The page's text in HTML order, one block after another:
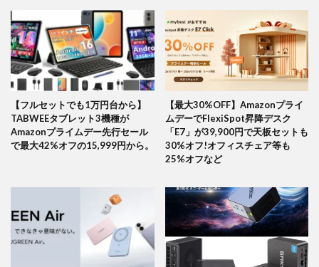
【フルセットでも1万円台から】
TABWEEタブレット3機種が
Amazonプライムデー先行セール
で最大42%オフの15,999円から。
【最大30%OFF】Amazonプライ
ムデーでFlexiSpot昇降デスク
「E7」が39,900円で天板セットも
30%オフ!オフィスチェア等も
25%オフなど